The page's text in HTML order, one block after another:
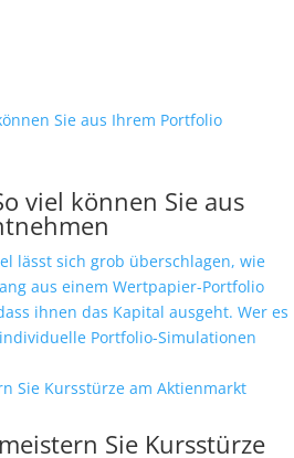
viel können Sie aus
lässt sich grob überschlagen, wie
aus einem Wertpapier-Portfolio
ihnen das Kapital ausgeht. Wer es
Portfolio-Simulationen
Sie Kursstürze